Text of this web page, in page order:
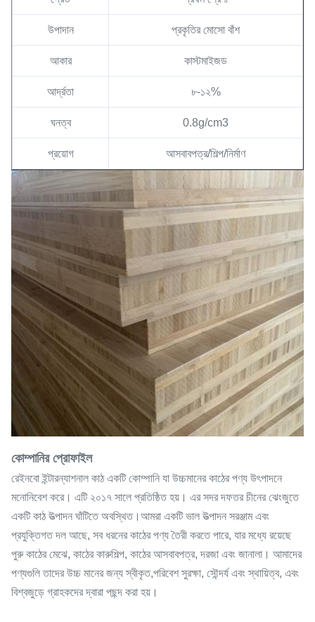
উপাদান প্রকৃতির মোসো বাঁশ
আকার কাস্টমাইজড
আর্দ্রতা ৮-১২%
ঘনত্ব 0.8g/cm3
প্রয়োগ আসবাবপত্র/শিল্প/নির্মাণ
কোম্পানির প্রোফাইল
রেইনবো ইন্টারন্যাশনাল কাঠ একটি কোম্পানি যা উচ্চমানের কাঠের পণ্য উৎপাদনে
মনোনিবেশ করে। এটি ২০১৭ সালে প্রতিষ্ঠিত হয়। এর সদর দফতর চীনের ঝেংজুতে
একটি কাঠ উত্পাদন ঘাঁটিতে অবস্থিত।আমরা একটি ভাল উত্পাদন সরঞ্জাম এবং
প্রযুক্তিগত দল আছে, সব ধরনের কাঠের পণ্য তৈরী করতে পারে, যার মধ্যে রয়েছে
পুরু কাঠের মেঝে, কাঠের কারুশিল্প, কাঠের আসবাবপত্র, দরজা এবং জানালা। আমাদের
পণ্যগুলি তাদের উচ্চ মানের জন্য স্বীকৃত,পরিবেশ সুরক্ষা, সৌন্দর্য এবং স্থায়িত্ব, এবং
বিশ্বজুড়ে গ্রাহকদের দ্বারা পছন্দ করা হয়।